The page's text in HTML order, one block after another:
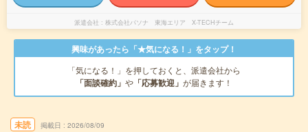
派遣会社 株式会社パソナ 東海エリア X-TECHチーム
興味があったら「★気になる！」をタップ！
「気になる！」を押しておくと、派遣会社から
「面談確約」 や 「応募歓迎」 が届きます！
未読 掲載日 2026/08/09